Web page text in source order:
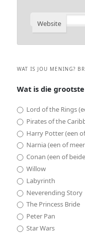
Website
WAT IS JOU MENING?
Wat is die
Lord of the Rings
Pirates of the
Harry Potter (een
Narnia (een of
Conan (een of
Willow
Labyrinth
Neverending Story
The Princess Bride
Peter Pan
Star Wars